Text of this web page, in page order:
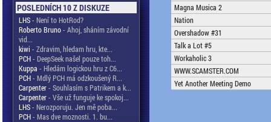
POSLEDNÍCH 10 Z DISKUZE
LHS- Není to HotRod?
Roberto Bruno- Ahoj, sháním závodní
vid...
kiwi - Zdravim, hledam hru, kte...
PCH- DeepSeek našel pouze toh...
Kuppa - Hledám logickou hru z C6...
PCH- Mdlý PCH má odzkoušený R...
Carpenter- Souhlasím s Patrikem a k...
Carpenter- Vše už funguje ke spokoj...
LHS- Nerozporuju. Jen mě poba...
PCH- Mas dve moznosti. 1. bu...
Magna Musica 2
Nation
Overshadow #31
Talk a Lot #5
Workaholic 3
WWW.SCAMSTER.COM
Yet Another Meeting Demo